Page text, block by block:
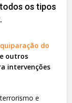
os tipos
do
outros
intervenções
e